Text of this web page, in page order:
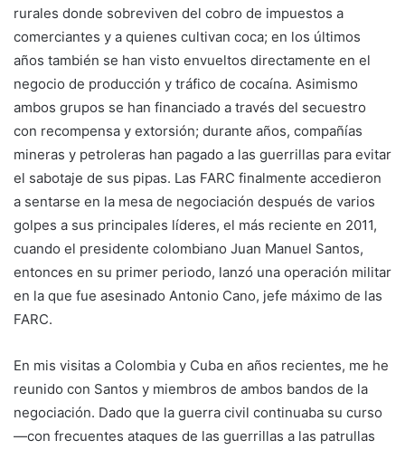
rurales donde sobreviven del cobro de impuestos a
comerciantes y a quienes cultivan coca; en los últimos
años también se han visto envueltos directamente en el
negocio de producción y tráfico de cocaína. Asimismo
ambos grupos se han financiado a través del secuestro
con recompensa y extorsión; durante años, compañías
mineras y petroleras han pagado a las guerrillas para evitar
el sabotaje de sus pipas. Las FARC finalmente accedieron
a sentarse en la mesa de negociación después de varios
golpes a sus principales líderes, el más reciente en 2011,
cuando el presidente colombiano Juan Manuel Santos,
entonces en su primer periodo, lanzó una operación militar
en la que fue asesinado Antonio Cano, jefe máximo de las
FARC.
En mis visitas a Colombia y Cuba en años recientes, me he
reunido con Santos y miembros de ambos bandos de la
negociación. Dado que la guerra civil continuaba su curso
—con frecuentes ataques de las guerrillas a las patrullas